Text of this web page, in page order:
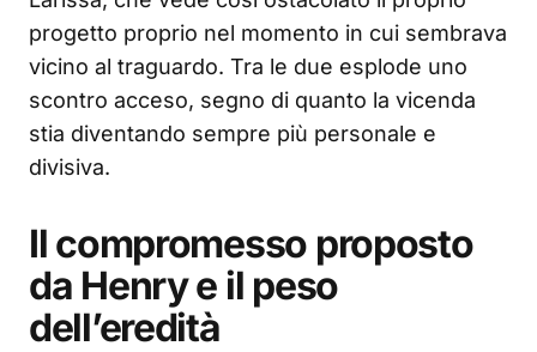
progetto proprio nel momento in cui sembrava
vicino al traguardo. Tra le due esplode uno
scontro acceso, segno di quanto la vicenda
stia diventando sempre più personale e
divisiva.
Il compromesso proposto
da Henry e il peso
dell’eredità